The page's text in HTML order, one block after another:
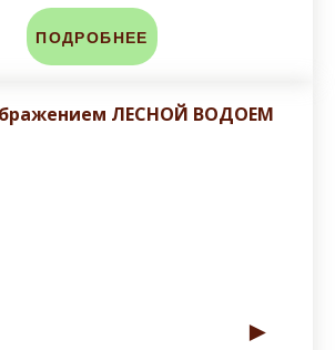
ПОДРОБНЕЕ
ЛЕСНОЙ ВОДОЕМ
►